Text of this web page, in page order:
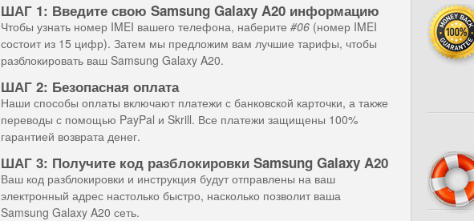
ШАГ 1: Введите свою Samsung Galaxy A20 информацию
Чтобы узнать номер IMEI вашего телефона, наберите #06 (номер IMEI
состоит из 15 цифр). Затем мы предложим вам лучшие тарифы, чтобы
разблокировать ваш Samsung Galaxy A20.
ШАГ 2: Безопасная оплата
Наши способы оплаты включают платежи с банковской карточки, а также
переводы с помощью PayPal и Skrill. Все платежи защищены 100%
гарантией возврата денег.
ШАГ 3: Получите код разблокировки Samsung Galaxy A20
Ваш код разблокировки и инструкция будут отправлены на ваш
электронный адрес настолько быстро, насколько позволит ваша
Samsung Galaxy A20 сеть.